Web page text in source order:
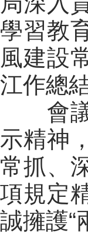
學習教
風建設
江作總
會議
示精神
常抓、
項規定
誠擁護“